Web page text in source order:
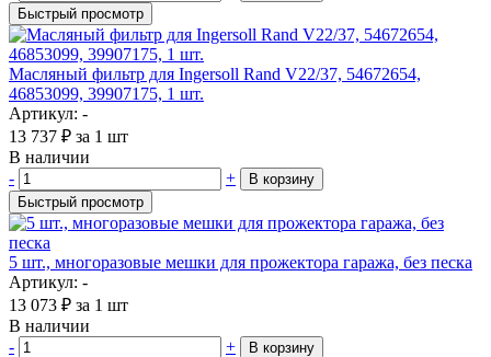
Быстрый просмотр
Масляный фильтр для Ingersoll Rand V22/37, 54672654,
46853099, 39907175, 1 шт.
Артикул: -
13 737 ₽ за 1 шт
В наличии
-
+
В корзину
Быстрый просмотр
5 шт., многоразовые мешки для прожектора гаража, без песка
Артикул: -
13 073 ₽ за 1 шт
В наличии
-
+ В корзину